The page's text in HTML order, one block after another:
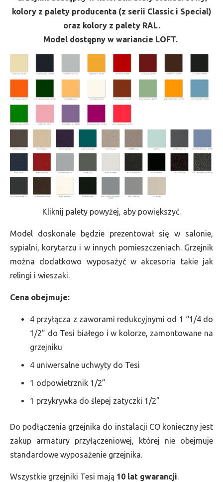
kolory z palety producenta (z serii Classic i Special)
oraz kolory z palety RAL.
Model dostępny w wariancie LOFT.
Kliknij palety powyżej, aby powiększyć.
Model doskonale będzie prezentował się w salonie,
sypialni, korytarzu i w innych pomieszczeniach. Grzejnik
można dodatkowo wyposażyć w akcesoria takie jak
relingi i wieszaki.
Cena obejmuje:
4 przyłącza z zaworami redukcyjnymi od 1 “1/4 do
1/2” do Tesi białego i w kolorze, zamontowane na
grzejniku
4 uniwersalne uchwyty do Tesi
1 odpowietrznik 1/2”
1 przykrywka do ślepej zatyczki 1/2”
Do podłączenia grzejnika do instalacji CO konieczny jest
zakup armatury przyłączeniowej, której nie obejmuje
standardowe wyposażenie grzejnika.
Wszystkie grzejniki Tesi mają 10 lat gwarancji.